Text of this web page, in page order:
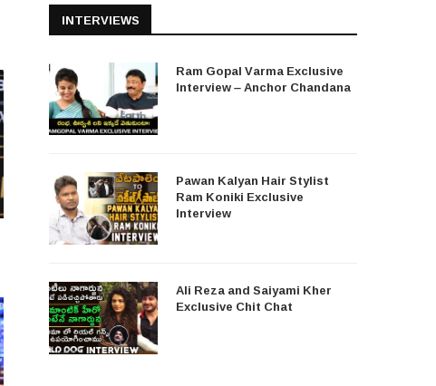
INTERVIEWS
Ram Gopal Varma Exclusive
Interview – Anchor Chandana
Pawan Kalyan Hair Stylist
Ram Koniki Exclusive
Interview
Ali Reza and Saiyami Kher
Exclusive Chit Chat